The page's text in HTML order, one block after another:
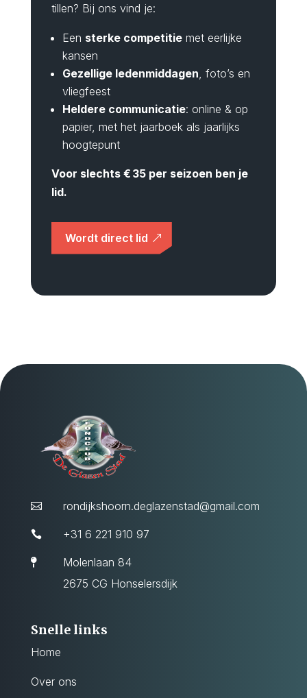
tillen? Bij ons vind je:
Een sterke competitiemet eerlijke
kansen
Gezellige ledenmiddagen , foto’s en
vliegfeest
Heldere communicatie: online & op
papier, met het jaarboek als jaarlijks
hoogtepunt
Voor slechts € 35 per seizoen ben je
lid.
Wordt direct lid
 rondijkshoorn.deglazenstad@gmail.com
 +31 6 221 910 97

Molenlaan 84
2675 CG Honselersdijk
Snelle links
Home
Over ons